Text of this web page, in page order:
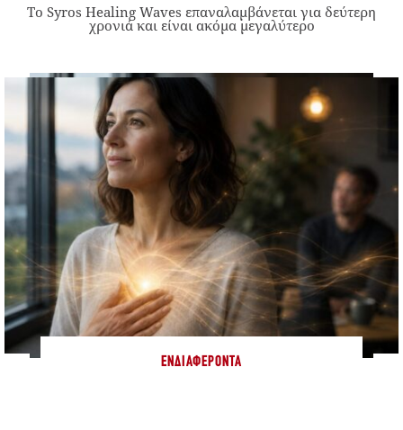
Το Syros Healing Waves επαναλαμβάνεται για δεύτερη
χρονιά και είναι ακόμα μεγαλύτερο
ΕΝΔΙΑΦΈΡΟΝΤΑ